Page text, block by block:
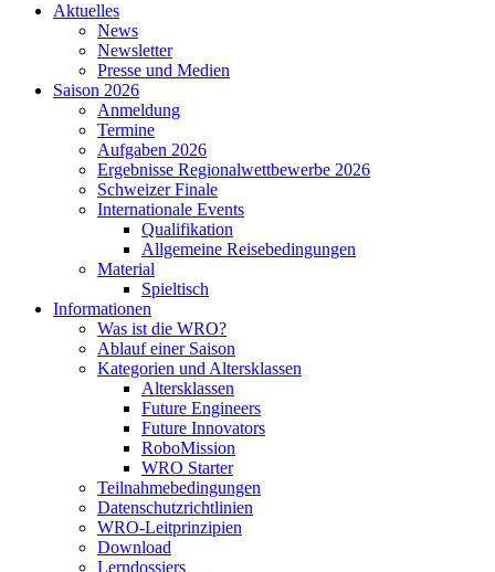
Aktuelles
News
Newsletter
Presse und Medien
Saison 2026
Anmeldung
Termine
Aufgaben 2026
Ergebnisse Regionalwettbewerbe 2026
Schweizer Finale
Internationale Events
Qualifikation
Allgemeine Reisebedingungen
Material
Spieltisch
Informationen
Was ist die WRO?
Ablauf einer Saison
Kategorien und Altersklassen
Altersklassen
Future Engineers
Future Innovators
RoboMission
WRO Starter
Teilnahmebedingungen
Datenschutzrichtlinien
WRO-Leitprinzipien
Download
Lerndossiers